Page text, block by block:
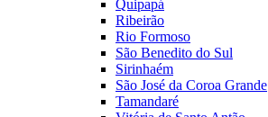
Quipapá
Ribeirão
Rio Formoso
São Benedito do Sul
Sirinhaém
São José da Coroa Grande
Tamandaré